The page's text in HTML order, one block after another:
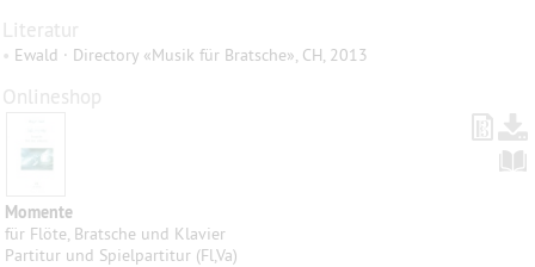
Literatur
• Ewald · Directory «Musik für Bratsche», CH, 2013
Onlineshop
Momente
für Flöte, Bratsche und Klavier
Partitur und Spielpartitur (Fl,Va)